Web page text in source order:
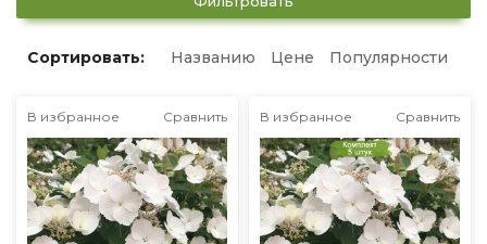
Сортировать: Названию Цене Популярности
В избранное Сравнить В избранное Сравнить